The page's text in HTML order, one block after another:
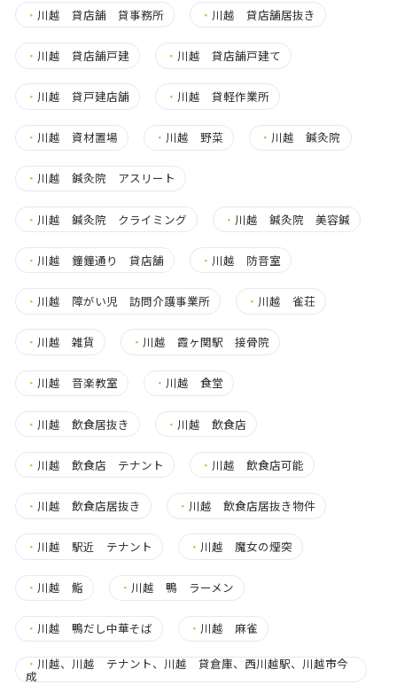
・ 川越 貸店舗 貸事務所 ・ 川越 貸店舗居抜き
・ 川越 貸店舗戸建 ・ 川越 貸店舗戸建て
・ 川越 貸戸建店舗 ・ 川越 貸軽作業所
・ 川越 資材置場 ・ 川越 野菜 ・ 川越 鍼灸院
・ 川越 鍼灸院 アスリート
・ 川越 鍼灸院 クライミング ・ 川越 鍼灸院 美容鍼
・ 川越 鐘鐘通り 貸店舗 ・ 川越 防音室
・ 川越 障がい児 訪問介護事業所 ・ 川越 雀荘
・ 川越 雑貨 ・ 川越 霞ヶ関駅 接骨院
・ 川越 音楽教室 ・ 川越 食堂
・ 川越 飲食居抜き ・ 川越 飲食店
・ 川越 飲食店 テナント ・ 川越 飲食店可能
・ 川越 飲食店居抜き ・ 川越 飲食店居抜き物件
・ 川越 駅近 テナント ・ 川越 魔女の煙突
・ 川越 鮨 ・ 川越 鴨 ラーメン
・ 川越 鴨だし中華そば ・ 川越 麻雀
・ 川越、川越 テナント、川越 貸倉庫、西川越駅、川越市今
成